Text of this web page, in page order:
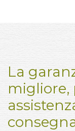
La
migliore,